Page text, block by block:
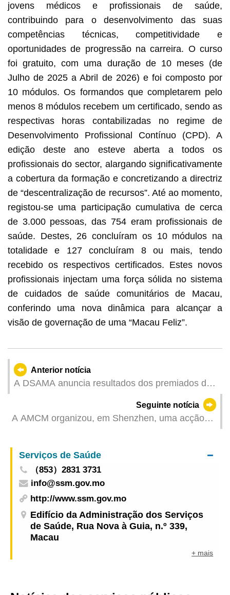
jovens médicos e profissionais de saúde,
contribuindo para o desenvolvimento das suas
competências técnicas, competitividade e
oportunidades de progressão na carreira. O curso
foi gratuito, com uma duração de 10 meses (de
Julho de 2025 a Abril de 2026) e foi composto por
10 módulos. Os formandos que completarem pelo
menos 8 módulos recebem um certificado, sendo as
respectivas horas contabilizadas no regime de
Desenvolvimento Profissional Contínuo (CPD). A
edição deste ano esteve aberta a todos os
profissionais do sector, alargando significativamente
a cobertura da formação e concretizando a directriz
de “descentralização de recursos”. Até ao momento,
registou-se uma participação cumulativa de cerca
de 3.000 pessoas, das 754 eram profissionais de
saúde. Destes, 26 concluíram os 10 módulos na
totalidade e 127 concluíram 8 ou mais, tendo
recebido os respectivos certificados. Estes novos
profissionais injectam uma força sólida no sistema
de cuidados de saúde comunitários de Macau,
conferindo uma nova dinâmica para alcançar a
visão de governação de uma “Macau Feliz”.
Anterior notícia
A DSAMA anuncia resultados dos premiados da
respostas “Garantir a segurança no
abastecimento de água”
Seguinte notícia
A AMCM organizou, em Shenzhen, uma acção
Serviços de Saúde
（853）2831 3731
info@ssm.gov.mo
http://www.ssm.gov.mo
Edifício da Administração dos Serviços
de Saúde, Rua Nova à Guia, n.º 339,
Macau
+ mais